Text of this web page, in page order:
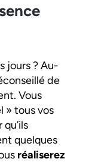
jours ? Au-
de
Vous
» tous vos
quelques
réaliserez